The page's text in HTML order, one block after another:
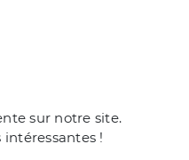
sur notre site.
!